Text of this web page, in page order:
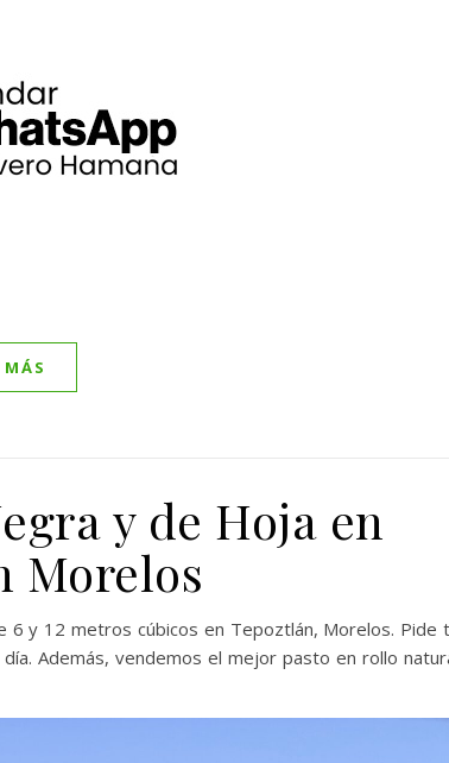
MÁS
y de Hoja en
Morelos
y 12 metros cúbicos en Tepoztlán, Morelos. Pide
Además, vendemos el mejor pasto en rollo